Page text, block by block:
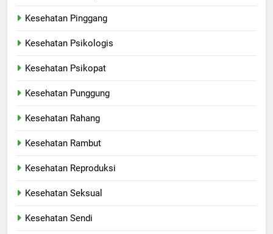
Kesehatan Pinggang
Kesehatan Psikologis
Kesehatan Psikopat
Kesehatan Punggung
Kesehatan Rahang
Kesehatan Rambut
Kesehatan Reproduksi
Kesehatan Seksual
Kesehatan Sendi